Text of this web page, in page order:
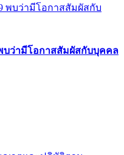
พบว่ามีโอกาสสัมผัสกับบุคคล